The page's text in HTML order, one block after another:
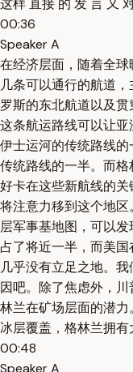
这样 直接 的 发 言 又
00:36
Speaker A
在经济层面，随着全
几条可以通行的航道
罗斯的东北航道以及
这条航运路线可以让
伊士运河的传统路线
传统路线的一半。而
好卡在这些新航线的
将注意力移到这个地
层军事基地图，可以
占了将近一半，而美
几乎没有立足之地。
因吧。除了焦虑外，
林兰在矿场层面的潜
冰层覆盖，格林兰拥有
00:48
Speaker A